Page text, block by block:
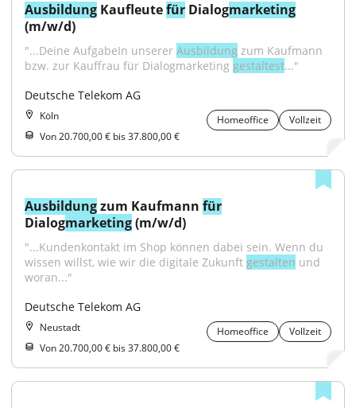
Ausbildung Kaufleute für Dialogmarketing
(m/w/d)
"...Deine AufgabeIn unserer Ausbildung zum Kaufmann
bzw. zur Kauffrau für Dialogmarketing gestaltest..."
Deutsche Telekom AG
Köln Homeoffice
Vollzeit
Von 20.700,00 € bis 37.800,00 €
Ausbildung zum Kaufmann für
Dialogmarketing (m/w/d)
"...Kundenkontakt im Shop können dabei sein. Wenn du
wissen willst, wie wir die digitale Zukunft gestalten und
woran..."
Deutsche Telekom AG
Neustadt Homeoffice
Vollzeit
Von 20.700,00 € bis 37.800,00 €